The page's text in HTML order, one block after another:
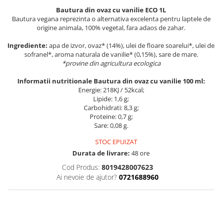
REMEDII NATURISTE
TOATE PRODUSELE
Bautura din ovaz cu vanilie ECO 1L
Bautura vegana reprezinta o alternativa excelenta pentru laptele de
origine animala, 100% vegetal, fara adaos de zahar.
Ingrediente: apa de izvor, ovaz* (14%), ulei de floare soarelui*, ulei de
sofranel*, aroma naturala de vanilie* (0,15%), sare de mare.
*provine din agricultura ecologica
Informatii nutritionale Bautura din ovaz cu vanilie 100 ml:
Energie: 218KJ / 52kcal;
Lipide: 1,6 g;
Carbohidrati: 8,3 g;
Proteine: 0,7 g;
Sare: 0,08 g.
STOC EPUIZAT
Durata de livrare: 48 ore
Cod Produs: 8019428007623
Ai nevoie de ajutor? 0721688960